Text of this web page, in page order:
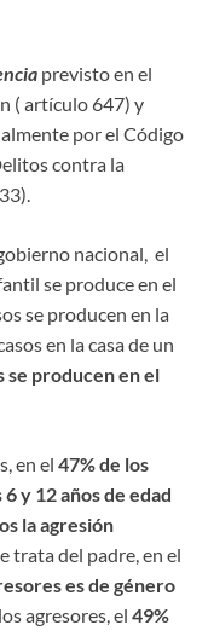
previsto en el
( artículo 647) y
por el Código
contra la
nacional, el
se produce en el
se producen en la
en la casa de un
se producen en el
en el 47% de los
y 12 años de edad
la agresión
trata del padre, en el
es de género
agresores, el 49%